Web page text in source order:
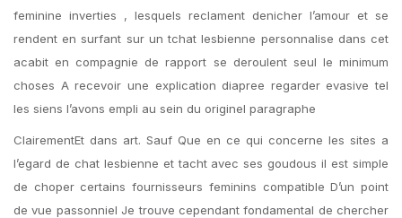
feminine inverties , lesquels reclament denicher l’amour et se
rendent en surfant sur un tchat lesbienne personnalise dans cet
acabit en compagnie de rapport se deroulent seul le minimum
choses A recevoir une explication diapree regarder evasive tel
les siens l’avons empli au sein du originel paragraphe
ClairementEt dans art. Sauf Que en ce qui concerne les sites a
l’egard de chat lesbienne et tacht avec ses goudous il est simple
de choper certains fournisseurs feminins compatible D’un point
de vue passonniel Je trouve cependant fondamental de chercher